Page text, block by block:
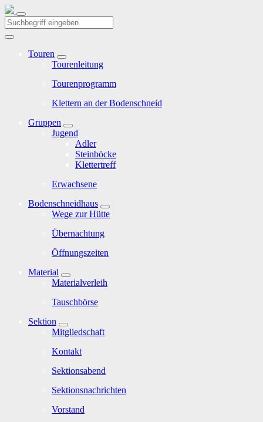
Touren
Tourenleitung
Tourenprogramm
Klettern an der Bodenschneid
Gruppen
Jugend
Adler
Steinböcke
Klettertreff
Erwachsene
Bodenschneidhaus
Wege zur Hütte
Übernachtung
Öffnungszeiten
Material
Materialverleih
Tauschbörse
Sektion
Mitgliedschaft
Kontakt
Sektionsabend
Sektionsnachrichten
Vorstand